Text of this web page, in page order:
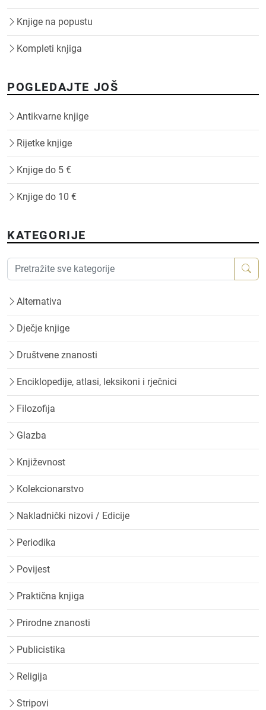
Knjige na popustu
Kompleti knjiga
POGLEDAJTE JOŠ
Antikvarne knjige
Rijetke knjige
Knjige do 5 €
Knjige do 10 €
KATEGORIJE
Alternativa
Dječje knjige
Društvene znanosti
Enciklopedije, atlasi, leksikoni i rječnici
Filozofija
Glazba
Književnost
Kolekcionarstvo
Nakladnički nizovi / Edicije
Periodika
Povijest
Praktična knjiga
Prirodne znanosti
Publicistika
Religija
Stripovi